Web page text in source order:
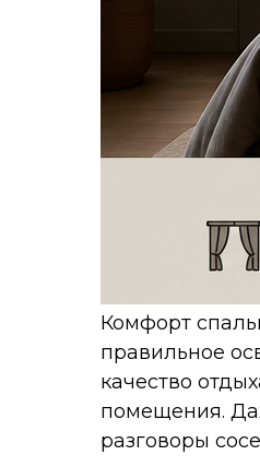
Комфорт
правильное
качество
помещения.
разговоры